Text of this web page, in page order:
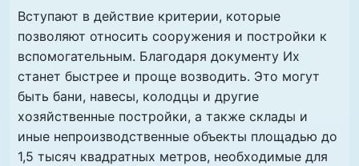
Вступают в действие критерии, которые
позволяют относить сооружения и постройки к
вспомогательным. Благодаря документу Их
станет быстрее и проще возводить. Это могут
быть бани, навесы, колодцы и другие
хозяйственные постройки, а также склады и
иные непроизводственные объекты площадью до
1,5 тысяч квадратных метров, необходимые для